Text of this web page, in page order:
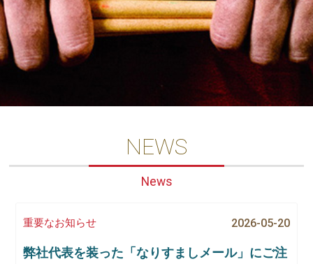
NEWS
News
重要なお知らせ 2026-05-20
弊社代表を装った「なりすましメール」にご注